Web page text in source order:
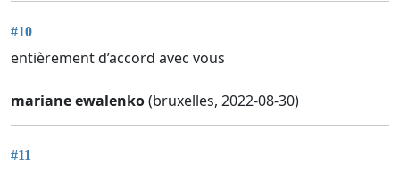
#10
entièrement d’accord avec vous
mariane ewalenko(bruxelles, 2022-08-30)
#11